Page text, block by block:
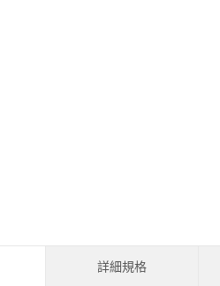
詳細規格